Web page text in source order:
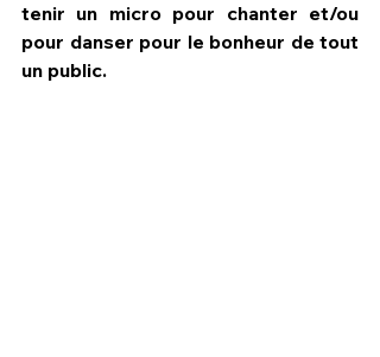
tenir un micro pour chanter et/ou
pour danser pour le bonheur de tout
un public.